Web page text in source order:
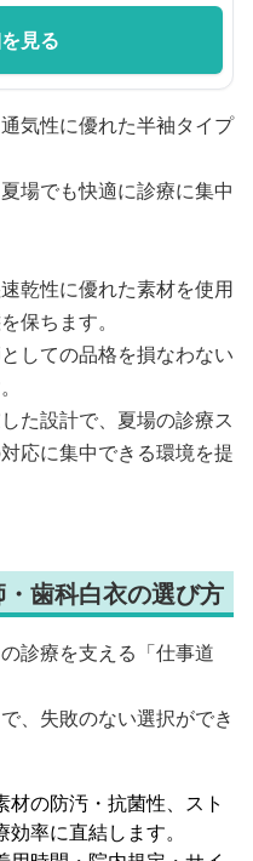
見る
気性に優れた半袖タイプ
場でも快適に診療に集中
乾性に優れた素材を使用
保ちます。
しての品格を損なわない
た設計で、夏場の診療ス
応に集中できる環境を提
歯科白衣の選び方
診療を支える「仕事道
、失敗のない選択ができ
材の防汚・抗菌性、スト
率に直結します。